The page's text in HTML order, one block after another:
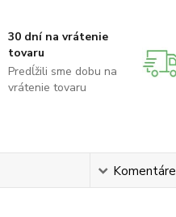
30 dní na vrátenie
tovaru
Predĺžili sme dobu na
vrátenie tovaru
Komentáre